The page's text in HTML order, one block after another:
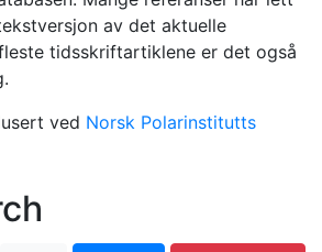
av det aktuelle
tidsskriftartiklene er det også
ved Norsk Polarinstitutts